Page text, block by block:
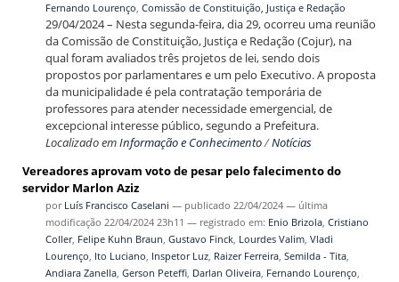
Fernando Lourenço, Comissão de Constituição, Justiça e Redação
29/04/2024 – Nesta segunda-feira, dia 29, ocorreu uma reunião
da Comissão de Constituição, Justiça e Redação (Cojur), na
qual foram avaliados três projetos de lei, sendo dois
propostos por parlamentares e um pelo Executivo. A proposta
da municipalidade é pela contratação temporária de
professores para atender necessidade emergencial, de
excepcional interesse público, segundo a Prefeitura.
Localizado emInformação e Conhecimento/Notícias
Vereadores aprovam voto de pesar pelo falecimento do
servidor Marlon Aziz
por Luís Francisco Caselani — publicado 22/04/2024 — última
modificação 22/04/2024 23h11 — registrado em: Enio Brizola, Cristiano
Coller, Felipe Kuhn Braun, Gustavo Finck, Lourdes Valim, Vladi
Lourenço, Ito Luciano, Inspetor Luz, Raizer Ferreira, Semilda - Tita,
Andiara Zanella, Gerson Peteffi, Darlan Oliveira, Fernando Lourenço,